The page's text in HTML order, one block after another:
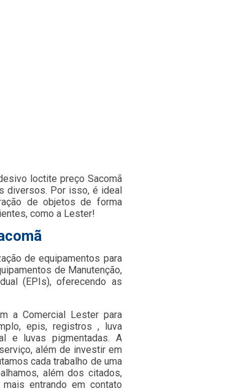
loctite preço Sacomã
diversos. Por isso, é ideal
de objetos de forma
como a Lester!
de equipamentos para
de Manutenção,
(EPIs), oferecendo as
a Comercial Lester para
epis, registros , luva
e luvas pigmentadas. A
além de investir em
cada trabalho de uma
além dos citados,
entrando em contato